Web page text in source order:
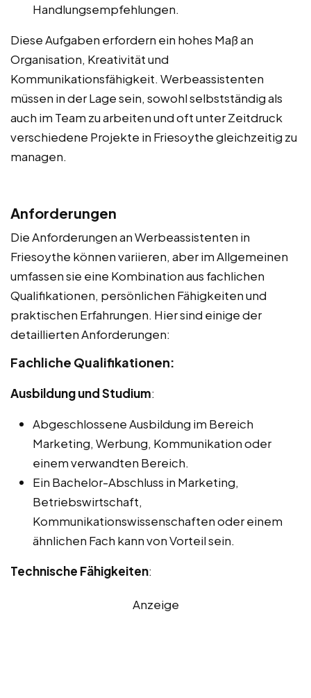
Handlungsempfehlungen.
Diese Aufgaben erfordern ein hohes Maß an
Organisation, Kreativität und
Kommunikationsfähigkeit. Werbeassistenten
müssen in der Lage sein, sowohl selbstständig als
auch im Team zu arbeiten und oft unter Zeitdruck
verschiedene Projekte in Friesoythe gleichzeitig zu
managen.
Anforderungen
Die Anforderungen an Werbeassistenten in
Friesoythe können variieren, aber im Allgemeinen
umfassen sie eine Kombination aus fachlichen
Qualifikationen, persönlichen Fähigkeiten und
praktischen Erfahrungen. Hier sind einige der
detaillierten Anforderungen:
Fachliche Qualifikationen:
Ausbildung und Studium:
Abgeschlossene Ausbildung im Bereich
Marketing, Werbung, Kommunikation oder
einem verwandten Bereich.
Ein Bachelor-Abschluss in Marketing,
Betriebswirtschaft,
Kommunikationswissenschaften oder einem
ähnlichen Fach kann von Vorteil sein.
Technische Fähigkeiten:
Anzeige